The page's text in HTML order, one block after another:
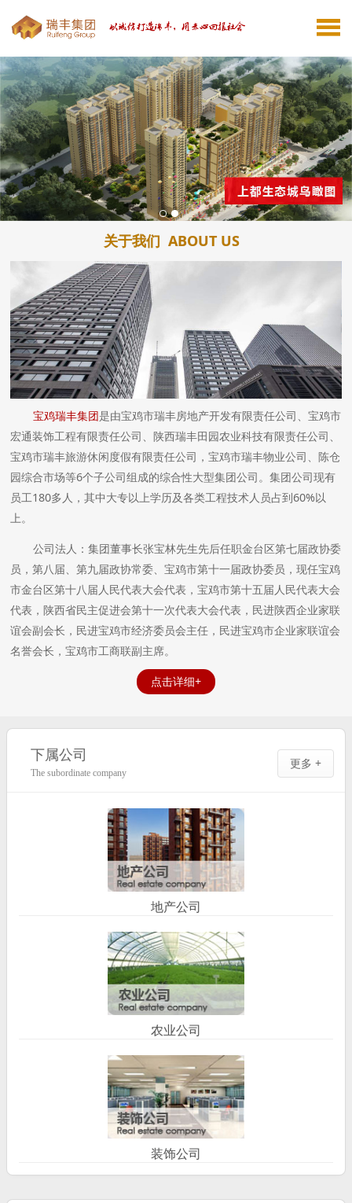
关于我们 ABOUT US
宝鸡瑞丰集团是由宝鸡市瑞丰房地产开发有限责任公司、宝鸡市
宏通装饰工程有限责任公司、陕西瑞丰田园农业科技有限责任公司、
宝鸡市瑞丰旅游休闲度假有限责任公司，宝鸡市瑞丰物业公司、陈仓
园综合市场等6个子公司组成的综合性大型集团公司。集团公司现有
员工180多人，其中大专以上学历及各类工程技术人员占到60%以
上。
公司法人：集团董事长张宝林先生先后任职金台区第七届政协委
员，第八届、第九届政协常委、宝鸡市第十一届政协委员，现任宝鸡
市金台区第十八届人民代表大会代表，宝鸡市第十五届人民代表大会
代表，陕西省民主促进会第十一次代表大会代表，民进陕西企业家联
谊会副会长，民进宝鸡市经济委员会主任，民进宝鸡市企业家联谊会
名誉会长，宝鸡市工商联副主席。
点击详细+
下属公司
The subordinate company
更多 +
地产公司
农业公司
装饰公司